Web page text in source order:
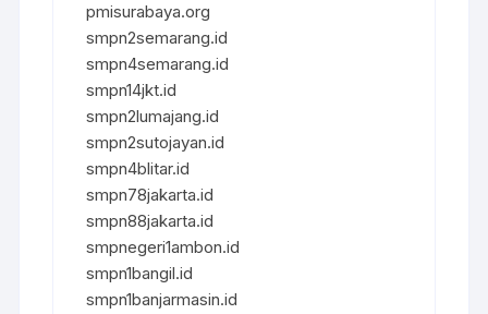
pmisurabaya.org
smpn2semarang.id
smpn4semarang.id
smpn14jkt.id
smpn2lumajang.id
smpn2sutojayan.id
smpn4blitar.id
smpn78jakarta.id
smpn88jakarta.id
smpnegeri1ambon.id
smpn1bangil.id
smpn1banjarmasin.id